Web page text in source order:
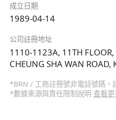
成立日期
1989-04-14
公司註冊地址
1110-1123A, 11TH FLOOR,
CHEUNG SHA WAN ROAD,
*BRN / 工商註冊號非電話號碼，
*數據來源與責任限制說明 查看更